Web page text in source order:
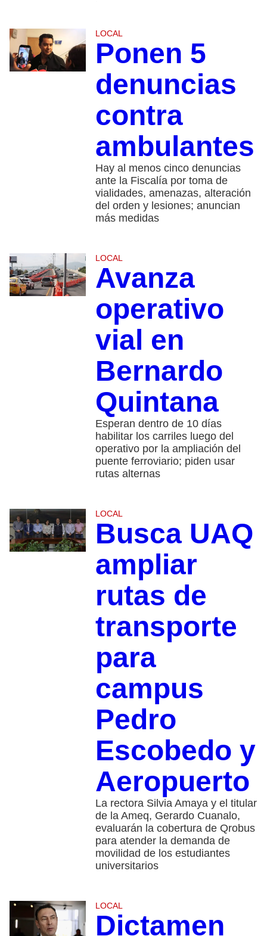
LOCAL
Ponen 5
denuncias
contra
ambulantes
Hay al menos cinco denuncias
ante la Fiscalía por toma de
vialidades, amenazas, alteración
del orden y lesiones; anuncian
más medidas
LOCAL
Avanza
operativo
vial en
Bernardo
Quintana
Esperan dentro de 10 días
habilitar los carriles luego del
operativo por la ampliación del
puente ferroviario; piden usar
rutas alternas
LOCAL
Busca UAQ
ampliar
rutas de
transporte
para
campus
Pedro
Escobedo y
Aeropuerto
La rectora Silvia Amaya y el titular
de la Ameq, Gerardo Cuanalo,
evaluarán la cobertura de Qrobus
para atender la demanda de
movilidad de los estudiantes
universitarios
LOCAL
Dictamen